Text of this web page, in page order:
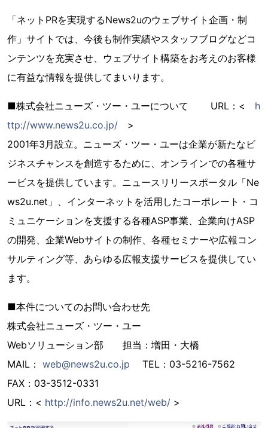
「ネットPRを実現するNews2uのウェブサイト企画・制
作」サイトでは、今後も制作実績やスタッフブログなどコ
ンテンツを充実させ、ウェブサイト構築をお考えのお客様
に有益な情報を提供してまいります。
■株式会社ニューズ・ツー・ユーについて URL：< h
ttp://www.news2u.co.jp/ >
2001年3月設立。ニューズ・ツー・ユーは企業が新たなビ
ジネスチャンスを創造するために、オンラインでの各種サ
ービスを提供しています。ニュースリリースポータル「Ne
ws2u.net」、インターネットを活用したコーポレート・コ
ミュニケーションを支援する各種ASP事業、企業向けASP
の開発、企業Webサイトの制作、各種セミナーや広報コン
サルティング等、あらゆる広報支援サービスを提供してい
ます。
■本件についてのお問い合わせ先
株式会社ニューズ・ツー・ユー
Webソリューション部 担当：増田・大橋
MAIL： web@news2u.co.jp TEL：03-5216-7562
FAX：03-3512-0331
URL：< http://info.news2u.net/web/ >